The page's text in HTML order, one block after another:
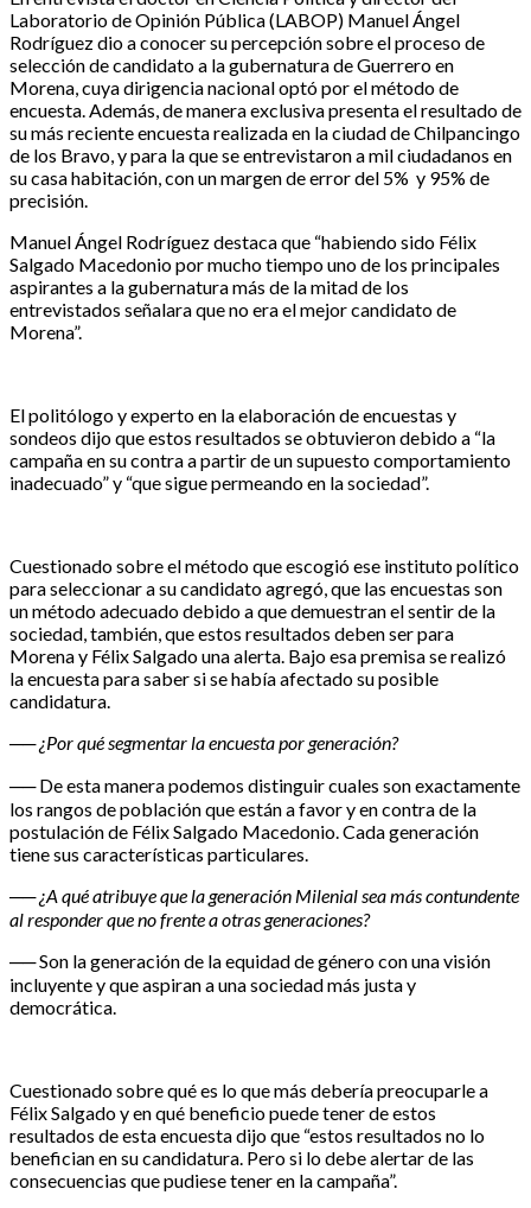
Laboratorio de Opinión Pública (LABOP) Manuel Ángel
Rodríguez dio a conocer su percepción sobre el proceso de
selección de candidato a la gubernatura de Guerrero en
Morena, cuya dirigencia nacional optó por el método de
encuesta. Además, de manera exclusiva presenta el resultado de
su más reciente encuesta realizada en la ciudad de Chilpancingo
de los Bravo, y para la que se entrevistaron a mil ciudadanos en
su casa habitación, con un margen de error del 5% y 95% de
precisión.
Manuel Ángel Rodríguez destaca que “habiendo sido Félix
Salgado Macedonio por mucho tiempo uno de los principales
aspirantes a la gubernatura más de la mitad de los
entrevistados señalara que no era el mejor candidato de
Morena”.
El politólogo y experto en la elaboración de encuestas y
sondeos dijo que estos resultados se obtuvieron debido a “la
campaña en su contra a partir de un supuesto comportamiento
inadecuado” y “que sigue permeando en la sociedad”.
Cuestionado sobre el método que escogió ese instituto político
para seleccionar a su candidato agregó, que las encuestas son
un método adecuado debido a que demuestran el sentir de la
sociedad, también, que estos resultados deben ser para
Morena y Félix Salgado una alerta. Bajo esa premisa se realizó
la encuesta para saber si se había afectado su posible
candidatura.
── ¿Por qué segmentar la encuesta por generación?
── De esta manera podemos distinguir cuales son exactamente
los rangos de población que están a favor y en contra de la
postulación de Félix Salgado Macedonio. Cada generación
tiene sus características particulares.
── ¿A qué atribuye que la generación Milenial sea más contundente
al responder que no frente a otras generaciones?
── Son la generación de la equidad de género con una visión
incluyente y que aspiran a una sociedad más justa y
democrática.
Cuestionado sobre qué es lo que más debería preocuparle a
Félix Salgado y en qué beneficio puede tener de estos
resultados de esta encuesta dijo que “estos resultados no lo
benefician en su candidatura. Pero si lo debe alertar de las
consecuencias que pudiese tener en la campaña”.